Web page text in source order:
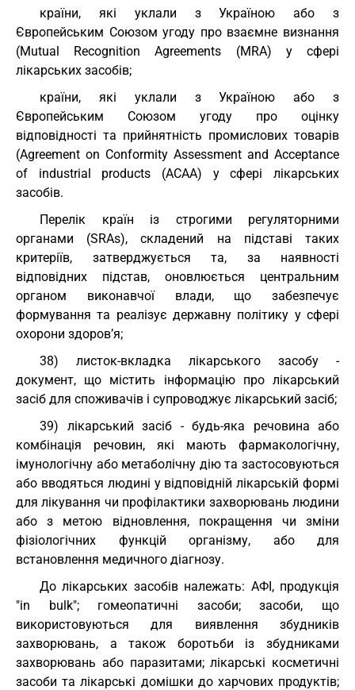
країни, які уклали з Україною або з
Європейським Союзом угоду про взаємне визнання
(Mutual Recognition Agreements (MRA) у сфері
лікарських засобів;
країни, які уклали з Україною або з
Європейським Союзом угоду про оцінку
відповідності та прийнятність промислових товарів
(Agreement on Conformity Assessment and Acceptance
of industrial products (ACAA) у сфері лікарських
засобів.
Перелік країн із строгими регуляторними
органами (SRAs), складений на підставі таких
критеріїв, затверджується та, за наявності
відповідних підстав, оновлюється центральним
органом виконавчої влади, що забезпечує
формування та реалізує державну політику у сфері
охорони здоров’я;
38) листок-вкладка лікарського засобу -
документ, що містить інформацію про лікарський
засіб для споживачів і супроводжує лікарський засіб;
39) лікарський засіб - будь-яка речовина або
комбінація речовин, які мають фармакологічну,
імунологічну або метаболічну дію та застосовуються
або вводяться людині у відповідній лікарській формі
для лікування чи профілактики захворювань людини
або з метою відновлення, покращення чи зміни
фізіологічних функцій організму, або для
встановлення медичного діагнозу.
До лікарських засобів належать: АФІ, продукція
"in bulk"; гомеопатичні засоби; засоби, що
використовуються для виявлення збудників
захворювань, а також боротьби із збудниками
захворювань або паразитами; лікарські косметичні
засоби та лікарські домішки до харчових продуктів;